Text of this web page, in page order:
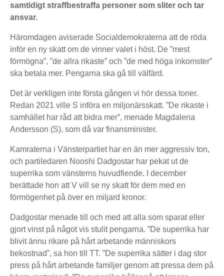
samtidigt straffbestraffa personer som sliter och tar
ansvar.
Häromdagen aviserade Socialdemokraterna att de röda
inför en ny skatt om de vinner valet i höst. De ”mest
förmögna”, ”de allra rikaste” och ”de med höga inkomster”
ska betala mer. Pengarna ska gå till välfärd.
Det är verkligen inte första gången vi hör dessa toner.
Redan 2021 ville S införa en miljonärsskatt. ”De rikaste i
samhället har råd att bidra mer”, menade Magdalena
Andersson (S), som då var finansminister.
Kamraterna i Vänsterpartiet har en än mer aggressiv ton,
och partiledaren Nooshi Dadgostar har pekat ut de
superrika som vänsterns huvudfiende. I december
berättade hon att V vill se ny skatt för dem med en
förmögenhet på över en miljard kronor.
Dadgostar menade till och med att alla som sparat eller
gjort vinst på något vis stulit pengarna. ”De superrika har
blivit ännu rikare på hårt arbetande människors
bekostnad”, sa hon till TT. ”De superrika sätter i dag stor
press på hårt arbetande familjer genom att pressa dem på